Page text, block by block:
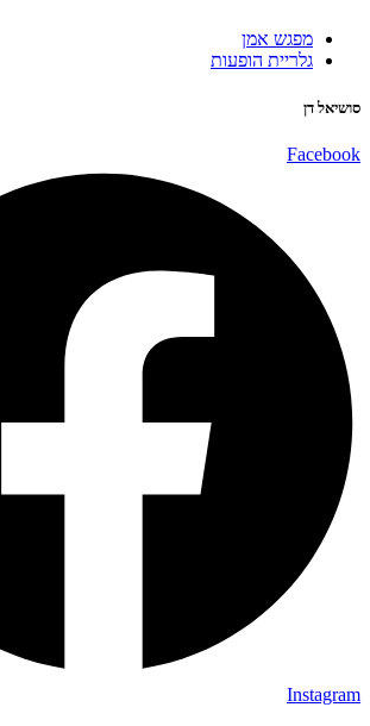
מפגש אמן
גלריית הופעות
סושיאל דן
Facebook
Instagram